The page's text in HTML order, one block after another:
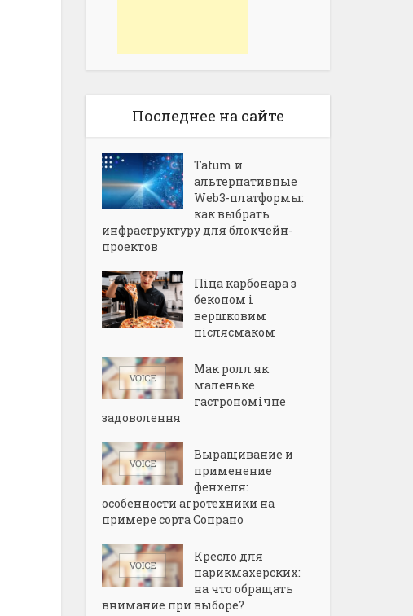
Последнее на сайте
Tatum и
альтернативные
Web3-платформы:
как выбрать
инфраструктуру для блокчейн-
проектов
Піца карбонара з
беконом і
вершковим
післясмаком
Мак ролл як
маленьке
гастрономічне
задоволення
Выращивание и
применение
фенхеля:
особенности агротехники на
примере сорта Сопрано
Кресло для
парикмахерских:
на что обращать
внимание при выборе?